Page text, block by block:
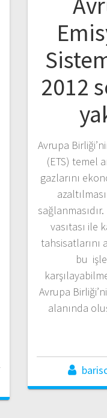
2012
Avrupa
(ETS) temel
gazlarını
vasıtası ile
bu
Avrupa
alanında